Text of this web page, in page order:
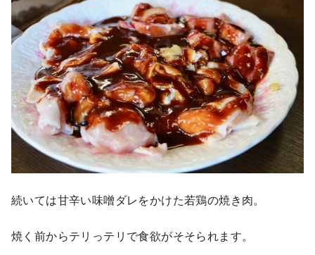
続いては甘辛い味噌ダレをかけた若鶏の焼き肉。
焼く前からテリっテリで食欲がそそられます。